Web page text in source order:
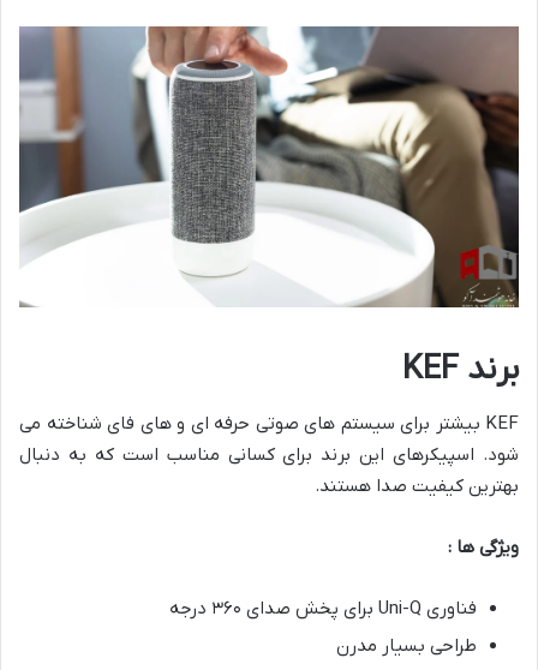
برندKEF
KEF بیشتر برای سیستم های صوتی حرفه ای و های فای شناخته می
شود. اسپیکرهای این برند برای کسانی مناسب است که به دنبال
بهترین کیفیت صدا هستند.
ویژگی ها :
فناوری Uni-Q برای پخش صدای ۳۶۰ درجه
طراحی بسیار مدرن